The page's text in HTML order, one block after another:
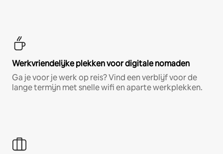
Werkvriendelijke plekken voor digitale nomaden
Ga je voor je werk op reis? Vind een verblijf voor de
lange termijn met snelle wifi en aparte werkplekken.